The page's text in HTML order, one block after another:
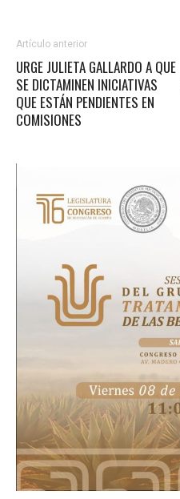
Artículo anterior
URGE JULIETA GALLARDO A QUE
SE DICTAMINEN INICIATIVAS
QUE ESTÁN PENDIENTES EN
COMISIONES